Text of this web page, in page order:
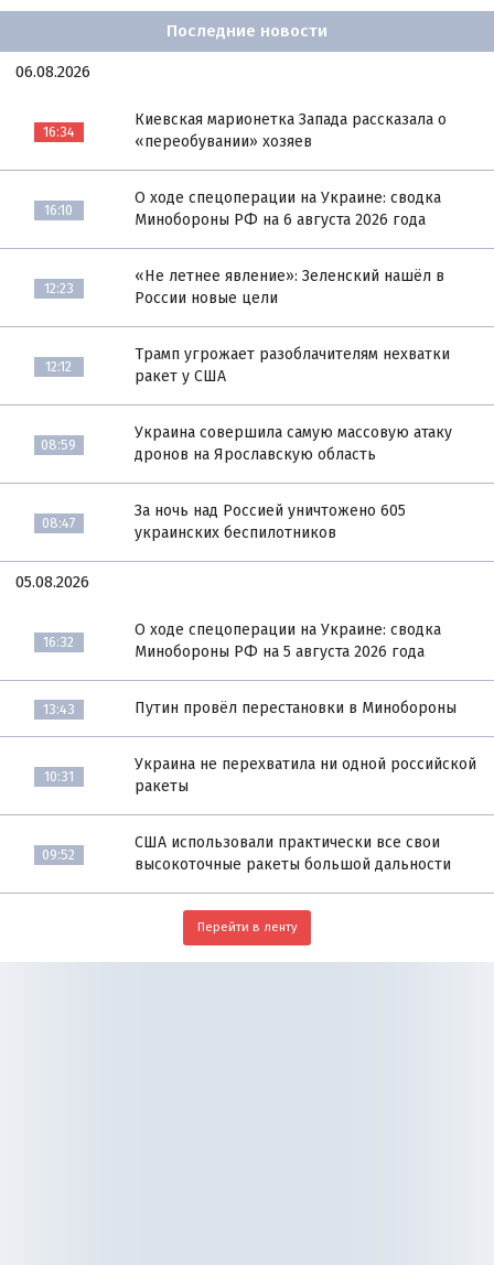
Последние новости
06.08.2026
16:34
Киевская марионетка Запада рассказала о
«переобувании» хозяев
16:10
О ходе спецоперации на Украине: сводка
Минобороны РФ на 6 августа 2026 года
12:23
«Не летнее явление»: Зеленский нашёл в
России новые цели
12:12
Трамп угрожает разоблачителям нехватки
ракет у США
08:59
Украина совершила самую массовую атаку
дронов на Ярославскую область
08:47
За ночь над Россией уничтожено 605
украинских беспилотников
05.08.2026
16:32
О ходе спецоперации на Украине: сводка
Минобороны РФ на 5 августа 2026 года
13:43 Путин провёл перестановки в Минобороны
10:31
Украина не перехватила ни одной российской
ракеты
09:52
США использовали практически все свои
высокоточные ракеты большой дальности
Перейти в ленту